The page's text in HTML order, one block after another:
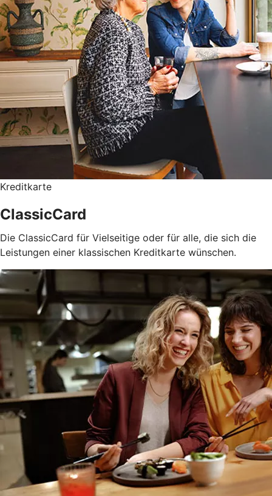
Kreditkarte
ClassicCard
Die ClassicCard für Vielseitige oder für alle, die sich die
Leistungen einer klassischen Kreditkarte wünschen.